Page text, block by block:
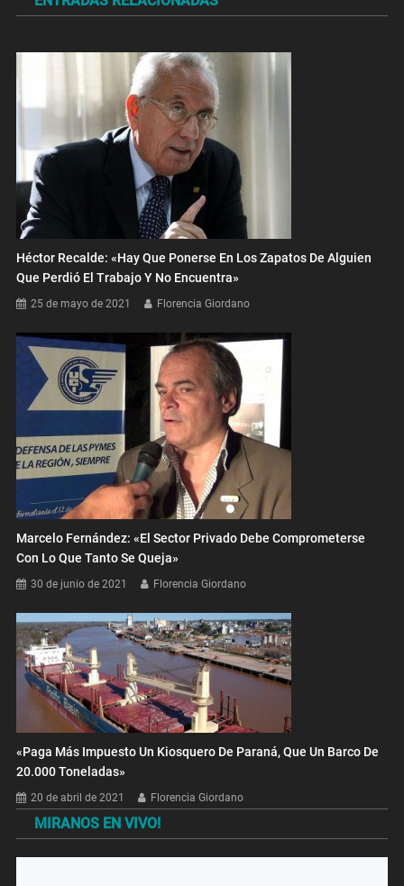
entradas
Héctor Recalde: «Hay Que Ponerse En Los Zapatos De Alguien
Que Perdió El Trabajo Y No Encuentra»
25 de mayo de 2021 Florencia Giordano
Marcelo Fernández: «El Sector Privado Debe Comprometerse
Con Lo Que Tanto Se Queja»
30 de junio de 2021 Florencia Giordano
«Paga Más Impuesto Un Kiosquero De Paraná, Que Un Barco De
20.000 Toneladas»
20 de abril de 2021 Florencia Giordano
MIRANOS EN VIVO!